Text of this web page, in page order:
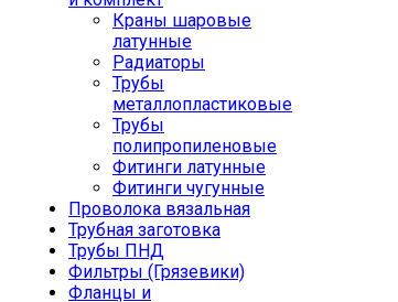
Краны шаровые
латунные
Радиаторы
Трубы
металлопластиковые
Трубы
полипропиленовые
Фитинги латунные
Фитинги чугунные
Проволока вязальная
Трубная заготовка
Трубы ПНД
Фильтры (Грязевики)
Фланцы и